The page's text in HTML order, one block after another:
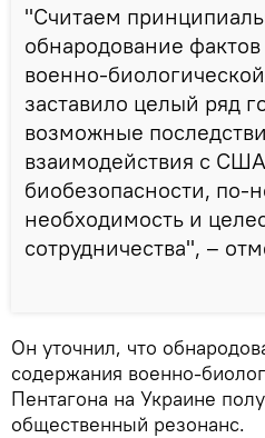
"Считаем
обнародование
военно-
заставило целый ряд
возможные
взаимодействия с
биобезопасности, по-
необходимость и
сотрудничества", –
Он уточнил, что
содержания военно-
Пентагона на Украине
общественный резонанс.